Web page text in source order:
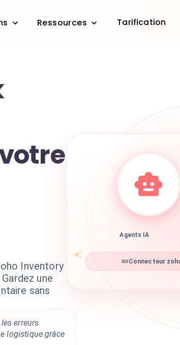
Ressources Tarification
Inventory
une
sans
erreurs
logistique grâce
Agents IA
Connecteur